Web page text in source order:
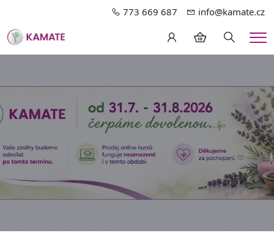
773 669 687 info@kamate.cz
Hledání